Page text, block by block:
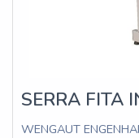
SERRA FITA
WENGAUT